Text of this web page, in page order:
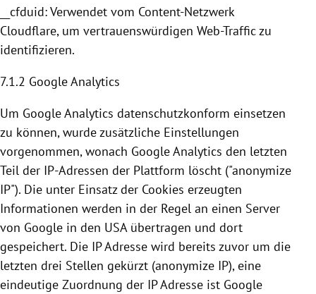
__cfduid: Verwendet vom Content-Netzwerk
Cloudflare, um vertrauenswürdigen Web-Traffic zu
identifizieren.
7.1.2 Google Analytics
Um Google Analytics datenschutzkonform einsetzen
zu können, wurde zusätzliche Einstellungen
vorgenommen, wonach Google Analytics den letzten
Teil der IP-Adressen der Plattform löscht ("anonymize
IP"). Die unter Einsatz der Cookies erzeugten
Informationen werden in der Regel an einen Server
von Google in den USA übertragen und dort
gespeichert. Die IP Adresse wird bereits zuvor um die
letzten drei Stellen gekürzt (anonymize IP), eine
eindeutige Zuordnung der IP Adresse ist Google